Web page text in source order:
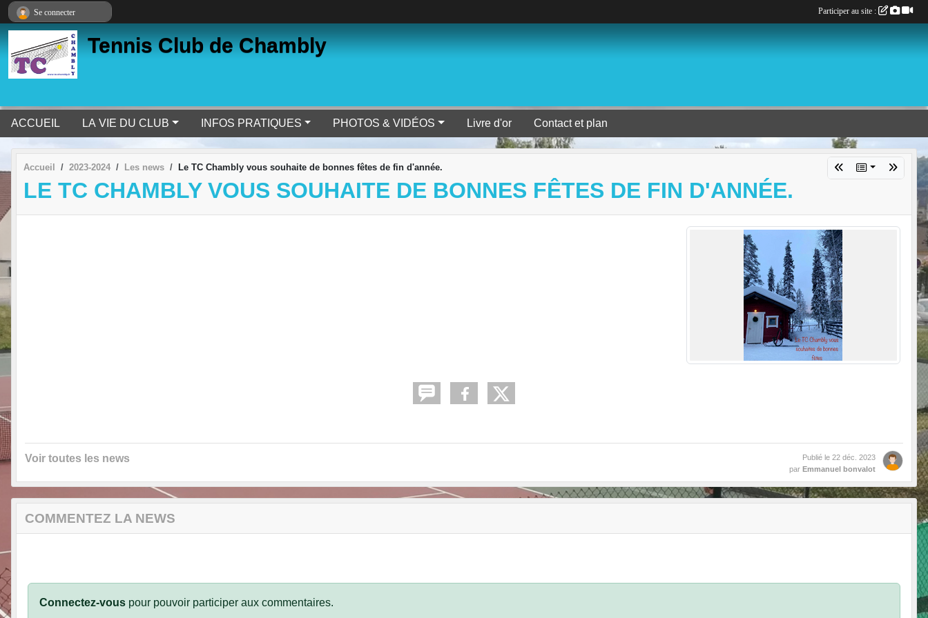
Tennis Club de Chambly
ACCUEIL LA VIE DU CLUB INFOS PRATIQUES PHOTOS & VIDÉOS Livre d'or Contact et plan
Accueil 2023-2024 Les news Le TC Chambly vous souhaite de bonnes fêtes de fin d'année.
LE TC CHAMBLY VOUS SOUHAITE DE BONNES FÊTES DE FIN D'ANNÉE.
Voir toutes les news Publié le 22 déc. 2023
par Emmanuel bonvalot
COMMENTEZ LA NEWS
Connectez-vous pour pouvoir participer aux commentaires.
Se connecter Participer au site :
Panneau de gestion des cookies